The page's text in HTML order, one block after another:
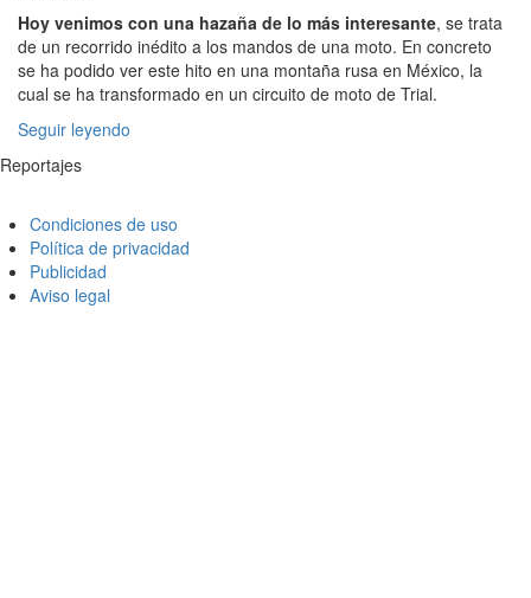
Hoy venimos con una hazaña de lo más interesante, se trata
de un recorrido inédito a los mandos de una moto. En concreto
se ha podido ver este hito en una montaña rusa en México, la
cual se ha transformado en un circuito de moto de Trial.
Seguir leyendo
Reportajes
Condiciones de uso
Política de privacidad
Publicidad
Aviso legal